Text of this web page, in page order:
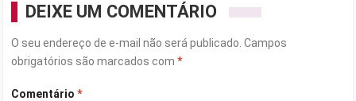
DEIXE UM COMENTÁRIO
O seu endereço de e-mail não será publicado. Campos
obrigatórios são marcados com*
Comentário*